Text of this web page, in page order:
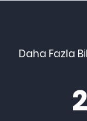
Daha Fazla